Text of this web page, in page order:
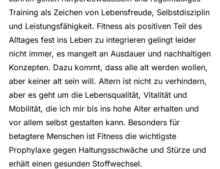
Training als Zeichen von Lebensfreude, Selbstdisziplin
und Leistungsfähigkeit. Fitness als positiven Teil des
Alltages fest ins Leben zu integrieren gelingt leider
nicht immer, es mangelt an Ausdauer und nachhaltigen
Konzepten. Dazu kommt, dass alle alt werden wollen,
aber keiner alt sein will. Altern ist nicht zu verhindern,
aber es geht um die Lebensqualität, Vitalität und
Mobilität, die ich mir bis ins hohe Alter erhalten und
vor allem selbst gestalten kann. Besonders für
betagtere Menschen ist Fitness die wichtigste
Prophylaxe gegen Haltungsschwäche und Stürze und
erhält einen gesunden Stoffwechsel.